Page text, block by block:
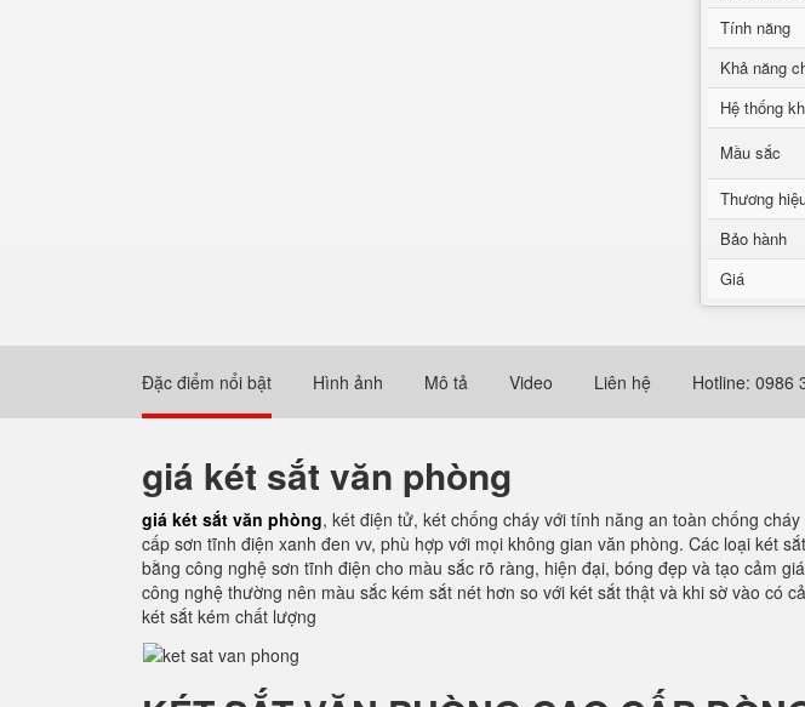
Tính năng
Khả năng
Hệ thống
Mầu sắc
Thương
Bảo hành
Giá
Đặc điểm nổi bật Hình ảnh Mô tả Video Liên hệ Hotline: 0986
giá két sắt văn phòng
giá két sắt văn phòng, két điện tử, két chống cháy với tính năng an toàn chống
cấp sơn tĩnh điện xanh đen vv, phù hợp với mọi không gian văn phòng. Các loại két
bằng công nghệ sơn tĩnh điện cho màu sắc rõ ràng, hiện đại, bóng đẹp và tạo cảm
công nghệ thường nên màu sắc kém sắt nét hơn so với két sắt thật và khi sờ vào có
két sắt kém chất lượng